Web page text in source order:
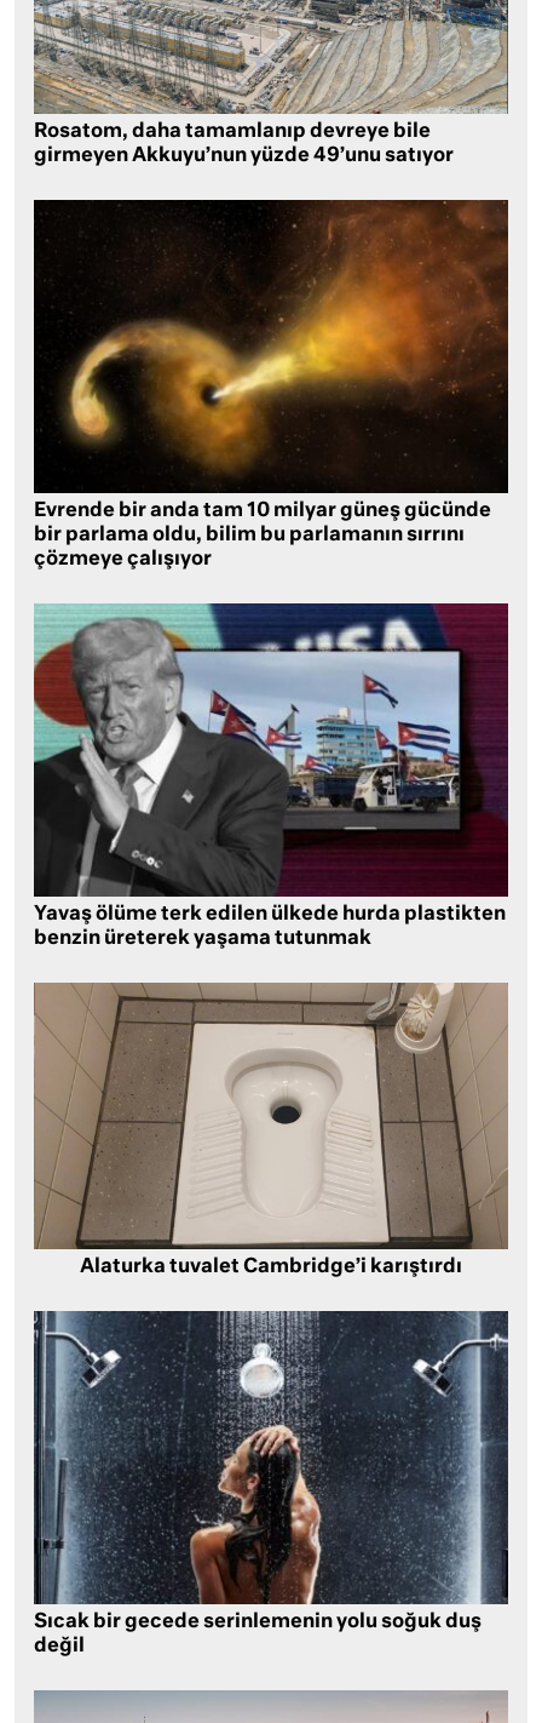
Rosatom, daha tamamlanıp devreye bile
girmeyen Akkuyu’nun yüzde 49’unu satıyor
Evrende bir anda tam 10 milyar güneş gücünde
bir parlama oldu, bilim bu parlamanın sırrını
çözmeye çalışıyor
Yavaş ölüme terk edilen ülkede hurda plastikten
benzin üreterek yaşama tutunmak
Alaturka tuvalet Cambridge’i karıştırdı
Sıcak bir gecede serinlemenin yolu soğuk duş
değil